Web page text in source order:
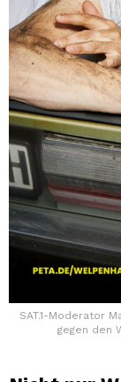
SAT.1-Moderator
gegen den